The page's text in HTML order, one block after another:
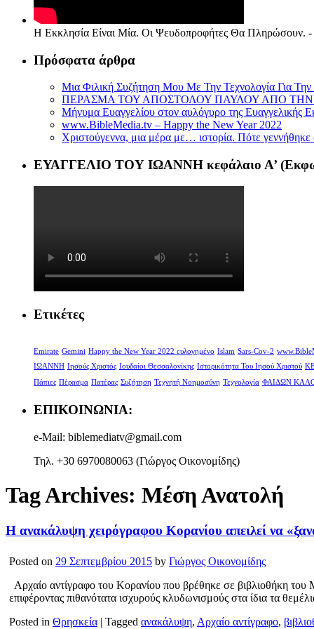
Η Εκκλησία Είναι Μία. Οι Ψευδοπροφήτες Θα Πληρώσουν. -
Πρόσφατα άρθρα
Μια Φιλική Συζήτηση Μου Με Την Τεχνολογία Για Την
ΠΕΡΑΣΜΑ ΤΟΥ ΑΠΟΣΤΟΛΟΥ ΠΑΥΛΟΥ ΑΠΟ
Μήνυμα Ευαγγελίου στον αυλόγυρο της
www.BibleMedia.tv – Happy the New Year 2022
Χριστούγεννα, μια μέρα με… ιστορία. Πότε γεννήθηκε
ΕΥΑΓΓΕΛΙΟ ΤΟΥ ΙΩΑΝΝΗ κεφάλαιο Α’
Ετικέτες
Emirate Gemini Happy the New Year 2022 ευλογημένο Islam Sars-Cov-2
ΙΩΑΝΝΗ Ιησούς Χριστός Ιουδαίοι Θεσσαλονίκης Ιστορικότητα Του Ιησού Χριστού
Πάπιες Πέρασμα Πατέρας Συζήτηση Τεχνητή Νοημοσύνη Τεχνολογία ΦΑΙΔΩΝ
ΕΠΙΚΟΙΝΩΝΙΑ:
e-Mail: biblemediatv@gmail.com
Τηλ. +30 6970080063 (Γιώργος Οικονομίδης)
Tag Archives: Μέση Ανατολή
Η ανακάλυψη χειρόγραφου Κορανίου απειλεί να
Posted on 29 Σεπτεμβρίου 2015 by Γιώργος Οικονομίδης
Αρχαίο αντίγραφο του Κορανίου που βρέθηκε σε βιβλιοθήκη
επιφέροντας πιθανότατα ισχυρούς κλυδωνισμούς στα ίδια τα
Posted in Θρησκεία | Tagged ανακάλυψη, Αρχαίο αντίγραφο,